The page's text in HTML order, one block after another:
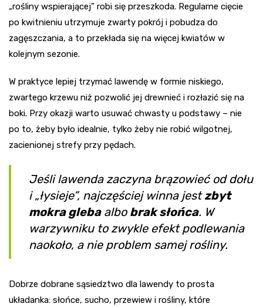
„rośliny wspierającej” robi się przeszkoda. Regularne cięcie
po kwitnieniu utrzymuje zwarty pokrój i pobudza do
zagęszczania, a to przekłada się na więcej kwiatów w
kolejnym sezonie.
W praktyce lepiej trzymać lawendę w formie niskiego,
zwartego krzewu niż pozwolić jej drewnieć i rozłazić się na
boki. Przy okazji warto usuwać chwasty u podstawy – nie
po to, żeby było idealnie, tylko żeby nie robić wilgotnej,
zacienionej strefy przy pędach.
Jeśli lawenda zaczyna brązowieć od dołu
i „łysieje”, najczęściej winna jestzbyt
mokra glebaalbo brak słońca. W
warzywniku to zwykle efekt podlewania
naokoło, a nie problem samej rośliny.
Dobrze dobrane sąsiedztwo dla lawendy to prosta
układanka: słońce, sucho, przewiew i rośliny, które